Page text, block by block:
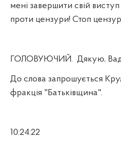
мені завершити свій
проти цензури! Стоп
ГОЛОВУЮЧИЙ. Дякую,
До слова запрошується
фракція "Батьківщина".
10:24:22